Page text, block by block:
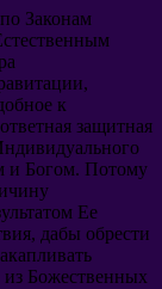
по Законам
,
к
защитная
и Богом. Потому
Ее
, дабы обрести
из Божественных